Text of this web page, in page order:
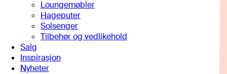
Loungemøbler
Hageputer
Solsenger
Tilbehør og vedlikehold
Salg
Inspirasjon
Nyheter